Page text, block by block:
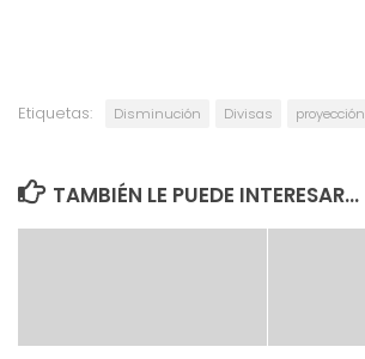
Etiquetas: Disminución Divisas proyección
TAMBIÉN LE PUEDE INTERESAR...